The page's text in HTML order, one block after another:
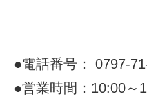
●電話番号： 0797-
●営業時間：10:00～